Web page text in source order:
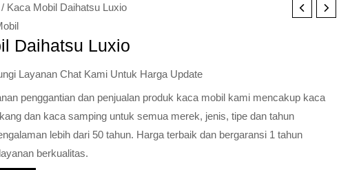
/ Kaca Mobil Daihatsu Luxio
Daihatsu Luxio
Layanan Chat Kami Untuk Harga Update
penggantian dan penjualan produk kaca mobil kami mencakup kaca
dan kaca samping untuk semua merek, jenis, tipe dan tahun
lebih dari 50 tahun. Harga terbaik dan bergaransi 1 tahun
berkualitas.